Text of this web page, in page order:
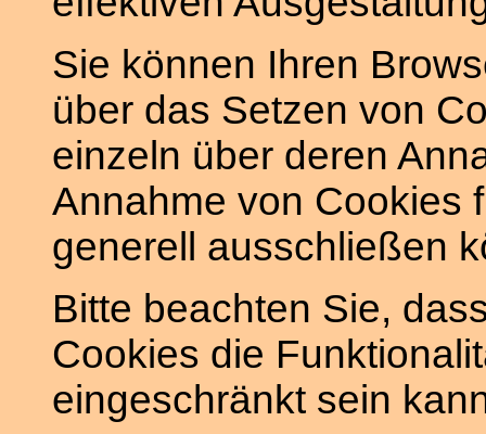
Sie können Ihren
über das Setzen von
einzeln über deren
Annahme von Cookies
generell ausschließen
Bitte beachten Sie,
Cookies die
eingeschränkt sein